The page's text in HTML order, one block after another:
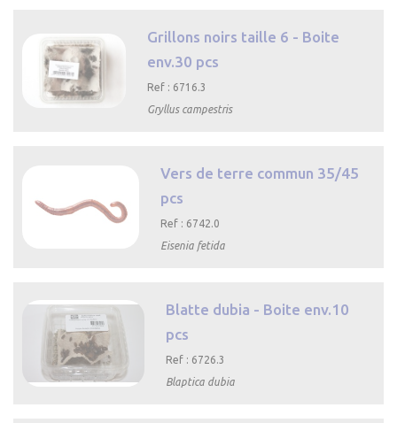
Grillons noirs taille 6 - Boite
env.30 pcs
Ref : 6716.3
Gryllus campestris
Vers de terre commun 35/45
pcs
Ref : 6742.0
Eisenia fetida
Blatte dubia - Boite env.10
pcs
Ref : 6726.3
Blaptica dubia